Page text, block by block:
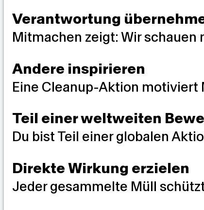
Verantwortung
Mitmachen zeigt: Wir
Andere inspirieren
Eine Cleanup-Aktion motiviert
Teil einer weltweiten
Du bist Teil einer globalen
Direkte Wirkung erzielen
Jeder gesammelte Müll